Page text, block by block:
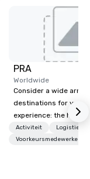
PRA
Worldwide
Consider a wide array
destinations for your
experience: the
charming South, all-
Midwest, or
Activiteit
Logistiek/
Voorkeursmedewerkers